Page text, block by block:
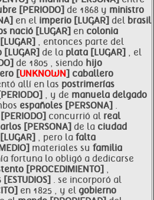
[PERIODO] de 1868 y ministro
en el imperio [LUGAR] del brasil
nació [LUGAR] en colonia
, entonces parte del
[LUGAR] de la plata [LUGAR] , el
de 1805 , siendo hijo
[UNKNOWN] caballero
allí en las postrimerías
, y de manuela delgado
españoles [PERSONA] .
concurrió al real
[PERSONA] de la ciudad
, pero la falta
materiales su familia
fortuna lo obligó a dedicarse
[PROCEDIMIENTO] ,
. se incorporó al
en 1825 , y el gobierno